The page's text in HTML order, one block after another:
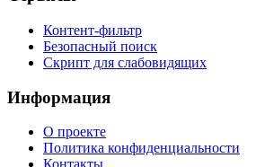
Контент-фильтр
Безопасный поиск
Скрипт для слабовидящих
Информация
О проекте
Политика конфиденциальности